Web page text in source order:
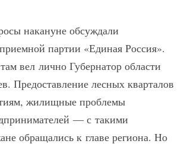
накануне обсуждали
партии «Единая Россия».
вел лично Губернатор области
Предоставление лесных кварталов
жилищные проблемы
— с такими
обращались к главе региона. Но